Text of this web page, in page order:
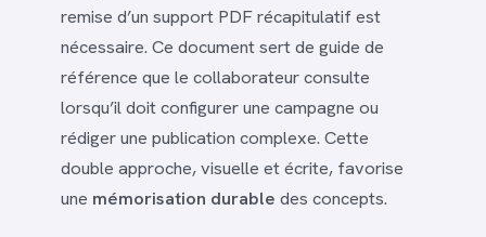
remise d’un support PDF récapitulatif est
nécessaire. Ce document sert de guide de
référence que le collaborateur consulte
lorsqu’il doit configurer une campagne ou
rédiger une publication complexe. Cette
double approche, visuelle et écrite, favorise
une mémorisation durable des concepts.